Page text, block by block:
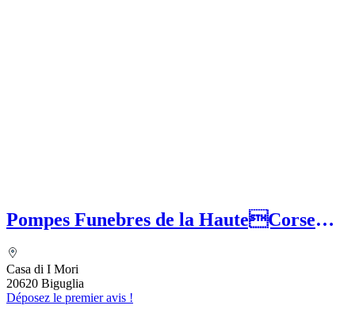
Pompes Funebres de la HauteCorse
Casa di I Mori
20620 Biguglia
Déposez le premier avis !